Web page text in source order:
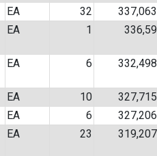
EA 32
EA 1
EA 6
EA 10
EA 6
EA 23